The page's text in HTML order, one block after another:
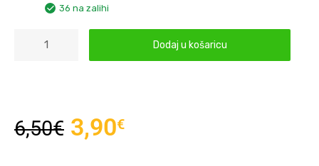
36 na zalihi
Dodaj u košaricu
6,50€ 3,90€